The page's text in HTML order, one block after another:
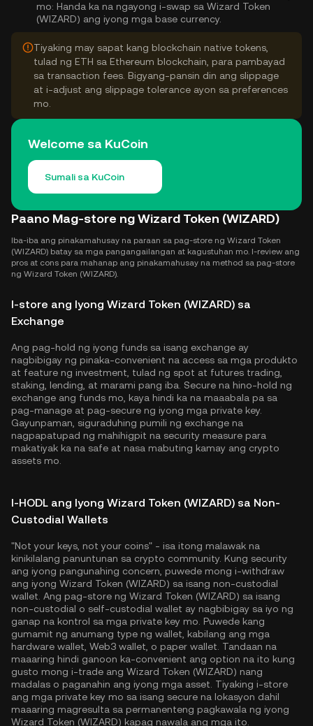
mo: Handa ka na ngayong i-swap sa Wizard Token
(WIZARD) ang iyong mga base currency.
Tiyaking may sapat kang blockchain native tokens,
tulad ng ETH sa Ethereum blockchain, para pambayad
sa transaction fees. Bigyang-pansin din ang slippage
at i-adjust ang slippage tolerance ayon sa preferences
mo.
Welcome sa KuCoin
Sumali sa KuCoin
Paano Mag-store ng Wizard Token (WIZARD)
Iba-iba ang pinakamahusay na paraan sa pag-store ng Wizard Token
(WIZARD) batay sa mga pangangailangan at kagustuhan mo. I-review ang
pros at cons para mahanap ang pinakamahusay na method sa pag-store
ng Wizard Token (WIZARD).
I-store ang Iyong Wizard Token (WIZARD) sa
Exchange
Ang pag-hold ng iyong funds sa isang exchange ay
nagbibigay ng pinaka-convenient na access sa mga produkto
at feature ng investment, tulad ng spot at futures trading,
staking, lending, at marami pang iba. Secure na hino-hold ng
exchange ang funds mo, kaya hindi ka na maaabala pa sa
pag-manage at pag-secure ng iyong mga private key.
Gayunpaman, siguraduhing pumili ng exchange na
nagpapatupad ng mahihigpit na security measure para
makatiyak ka na safe at nasa mabuting kamay ang crypto
assets mo.
I-HODL ang Iyong Wizard Token (WIZARD) sa Non-
Custodial Wallets
"Not your keys, not your coins" - isa itong malawak na
kinikilalang panuntunan sa crypto community. Kung security
ang iyong pangunahing concern, puwede mong i-withdraw
ang iyong Wizard Token (WIZARD) sa isang non-custodial
wallet. Ang pag-store ng Wizard Token (WIZARD) sa isang
non-custodial o self-custodial wallet ay nagbibigay sa iyo ng
ganap na kontrol sa mga private key mo. Puwede kang
gumamit ng anumang type ng wallet, kabilang ang mga
hardware wallet, Web3 wallet, o paper wallet. Tandaan na
maaaring hindi ganoon ka-convenient ang option na ito kung
gusto mong i-trade ang Wizard Token (WIZARD) nang
madalas o paganahin ang iyong mga asset. Tiyaking i-store
ang mga private key mo sa isang secure na lokasyon dahil
maaaring magresulta sa permanenteng pagkawala ng iyong
Wizard Token (WIZARD) kapag nawala ang mga ito.